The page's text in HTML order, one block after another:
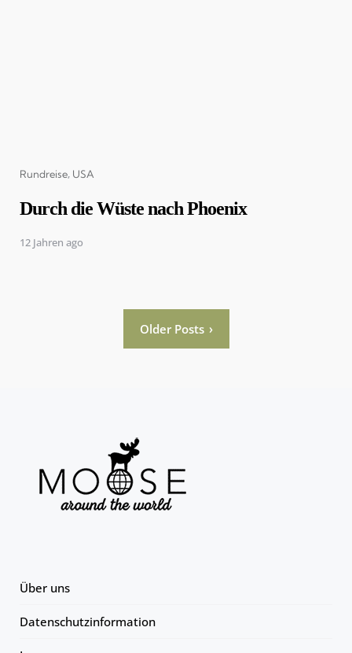
Categories
Rundreise USA
Durch die Wüste nach Phoenix
12 Jahren ago
SeitennummerierungOlder Posts
Über uns
Datenschutzinformation